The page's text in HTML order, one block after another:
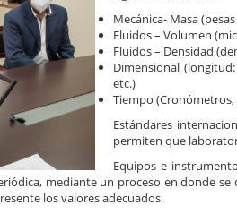
Mecánica- Masa
Fluidos – Volumen
Fluidos – Densidad
Dimensional
etc.)
Tiempo
Estándares
permiten que
Equipos e
mediante un proceso en donde
los valores adecuados.